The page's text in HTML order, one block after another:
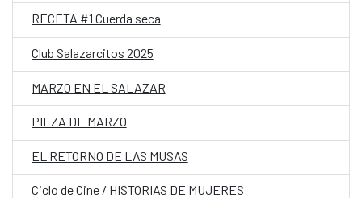
RECETA #1 Cuerda seca
Club Salazarcitos 2025
MARZO EN EL SALAZAR
PIEZA DE MARZO
EL RETORNO DE LAS MUSAS
Ciclo de Cine / HISTORIAS DE MUJERES